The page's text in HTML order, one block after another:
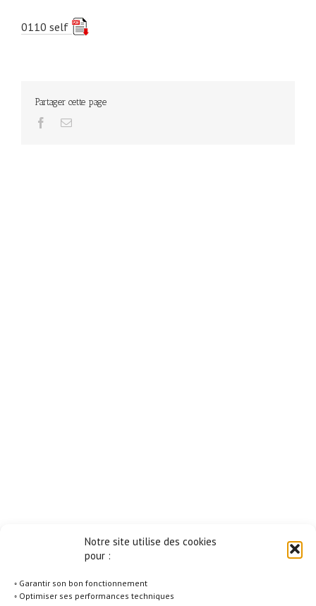
Notre site utilise des cookies
pour :
◦ Garantir son bon fonctionnement
◦ Optimiser ses performances techniques
0110 self
Partager cette page